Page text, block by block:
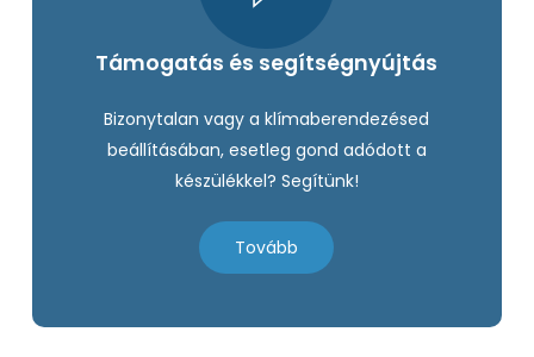
Támogatás és segítségnyújtás
Bizonytalan vagy a klímaberendezésed
beállításában, esetleg gond adódott a
készülékkel? Segítünk!
Tovább